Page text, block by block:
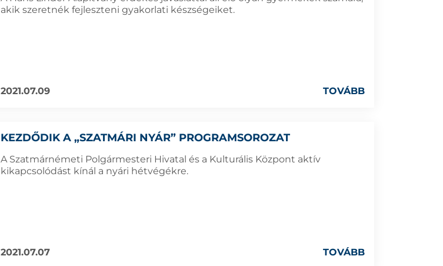
akik szeretnék fejleszteni gyakorlati készségeiket.
2021.07.09 TOVÁBB
KEZDŐDIK A „SZATMÁRI NYÁR” PROGRAMSOROZAT
A Szatmárnémeti Polgármesteri Hivatal és a Kulturális Központ aktív
kikapcsolódást kínál a nyári hétvégékre.
2021.07.07 TOVÁBB